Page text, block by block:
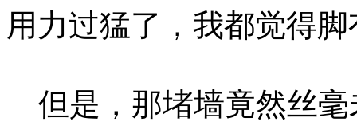
用力过猛了，我都觉得
但是，那堵墙竟然丝毫